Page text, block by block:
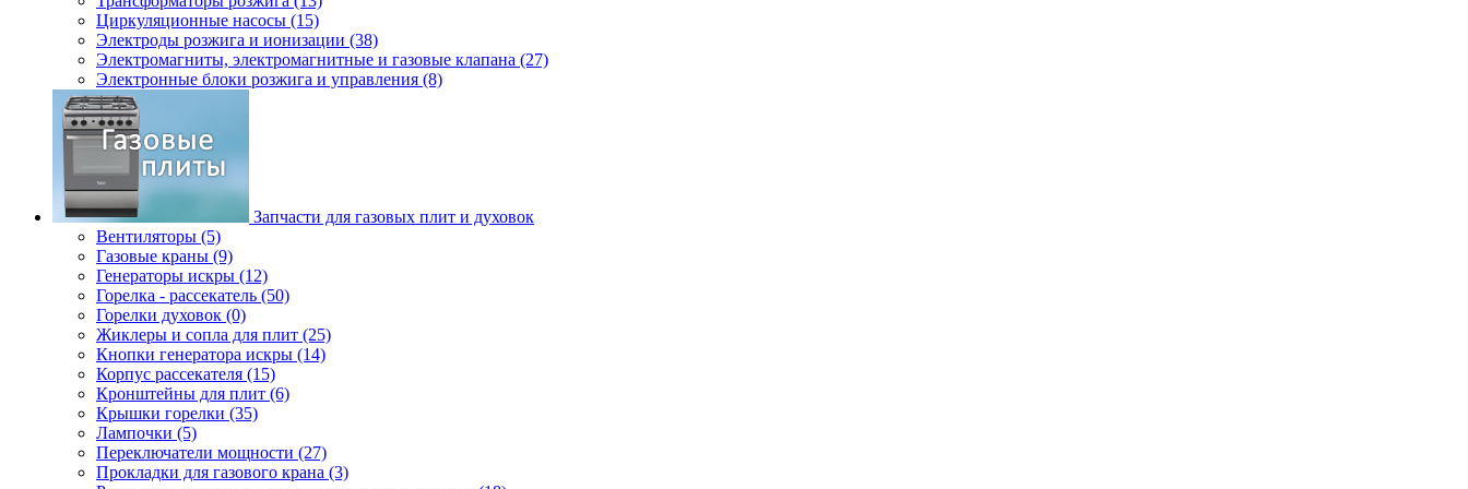
Циркуляционные насосы (15)
Электроды розжига и ионизации (38)
Электромагниты, электромагнитные и газовые клапана (27)
Электронные блоки розжига и управления (8)
Запчасти для газовых плит и духовок
Вентиляторы (5)
Газовые краны (9)
Генераторы искры (12)
Горелка - рассекатель (50)
Горелки духовок (0)
Жиклеры и сопла для плит (25)
Кнопки генератора искры (14)
Корпус рассекателя (15)
Кронштейны для плит (6)
Крышки горелки (35)
Лампочки (5)
Переключатели мощности (27)
Прокладки для газового крана (3)